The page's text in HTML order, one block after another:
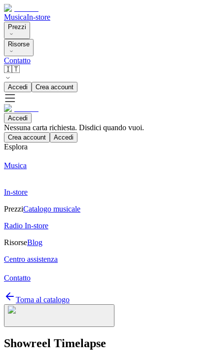
MusicaIn-store
Prezzi
Risorse
Contatto
🇮🇹
Accedi Crea account
Accedi
Nessuna carta richiesta. Disdici quando vuoi.
Crea account Accedi
Esplora
Musica
In-store
PrezziCatalogo musicale
Radio In-store
RisorseBlog
Centro assistenza
Contatto
Torna al catalogo
Showreel Timelapse